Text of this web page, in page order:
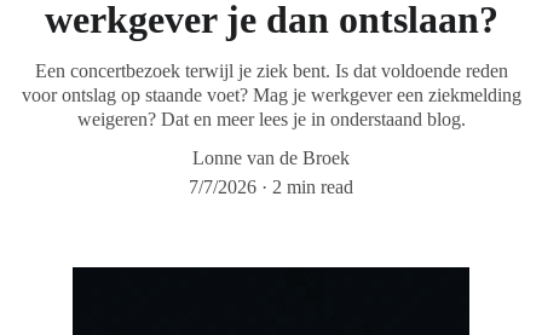
werkgever je dan ontslaan?
Een concertbezoek terwijl je ziek bent. Is dat voldoende reden
voor ontslag op staande voet? Mag je werkgever een ziekmelding
weigeren? Dat en meer lees je in onderstaand blog.
Lonne van de Broek
7/7/2026
2 min read